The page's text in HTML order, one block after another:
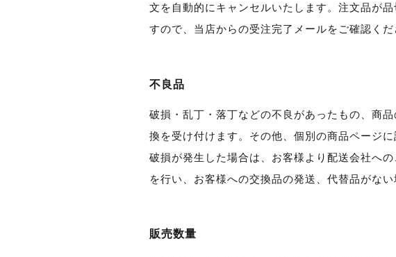
文を自動的にキャンセルいたします。注文品が
すので、当店からの受注完了メールをご確認く
不良品
破損・乱丁・落丁などの不良があったもの、商
換を受け付けます。その他、個別の商品ページ
破損が発生した場合は、お客様より配送会社へ
を行い、お客様への交換品の発送、代替品がな
販売数量